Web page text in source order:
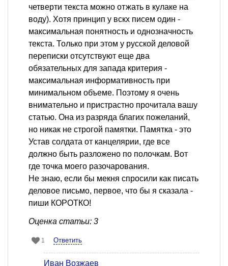
четверти текста можно отжать в кулаке на
воду). Хотя принцип у вскх писем один -
максимальная понятность и однозначность
текста. Только при этом у русской деловой
переписки отсутствуют еще два
обязательных для запада критерия -
максимальная информативность при
минимальном объеме. Поэтому я очень
внимательно и пристрастно прочитала вашу
статью. Она из разряда благих пожеланий,
но никак не строгой памятки. Памятка - это
Устав солдата от канцелярии, где все
должно быть разложено по полочкам. Вот
где точка моего разочарования.
Не знаю, если бы мекня спросили как писать
деловое письмо, первое, что бы я сказала -
пиши КОРОТКО!
Оценка статьи: 3
1 Ответить
Иван Возжаев